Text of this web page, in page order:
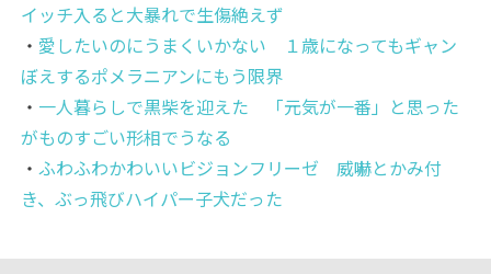
イッチ入ると大暴れで生傷絶えず
・ 愛したいのにうまくいかない １歳になってもギャン
ぼえするポメラニアンにもう限界
・ 一人暮らしで黒柴を迎えた 「元気が一番」と思った
がものすごい形相でうなる
・ふわふわかわいいビジョンフリーゼ 威嚇とかみ付
き、ぶっ飛びハイパー子犬だった